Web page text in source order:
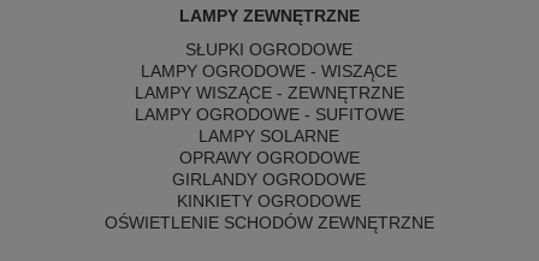
LAMPY ZEWNĘTRZNE
SŁUPKI OGRODOWE
LAMPY OGRODOWE - WISZĄCE
LAMPY WISZĄCE - ZEWNĘTRZNE
LAMPY OGRODOWE - SUFITOWE
LAMPY SOLARNE
OPRAWY OGRODOWE
GIRLANDY OGRODOWE
KINKIETY OGRODOWE
OŚWIETLENIE SCHODÓW ZEWNĘTRZNE